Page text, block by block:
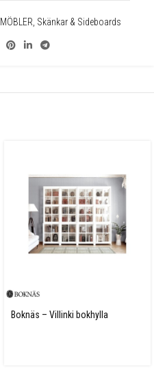
MÖBLER, Skänkar & Sideboards
Boknäs – Villinki bokhylla